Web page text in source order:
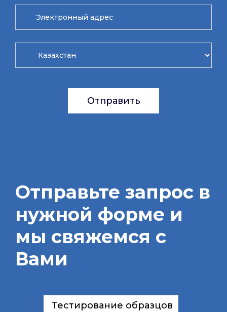
Отправить
Отправьте запрос в
нужной форме и
мы свяжемся с
Вами
Тестирование образцов